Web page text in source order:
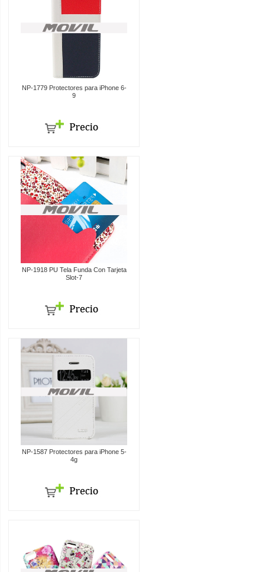
NP-1779 Protectores para iPhone 6-
9
NP-1918 PU Tela Funda Con Tarjeta
Slot-7
NP-1587 Protectores para iPhone 5-
4g